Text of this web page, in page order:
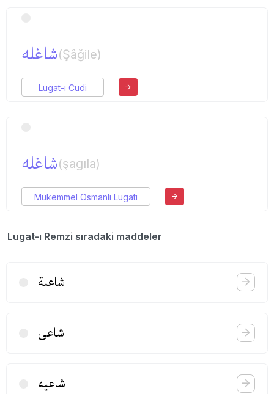
شاغله(Şâğile)
Lugat-ı Cudi
شاغله(şagıla)
Mükemmel Osmanlı Lugatı
Lugat-ı Remzi sıradaki maddeler
شاعلة
شاعی
شاعیه